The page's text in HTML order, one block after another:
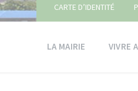
CARTE D’IDENTITÉ
LA MAIRIE VIVRE